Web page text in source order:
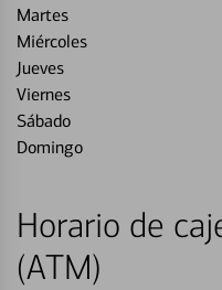
Martes
Miércoles
Jueves
Viernes
Sábado
Domingo
Horario de
(ATM)